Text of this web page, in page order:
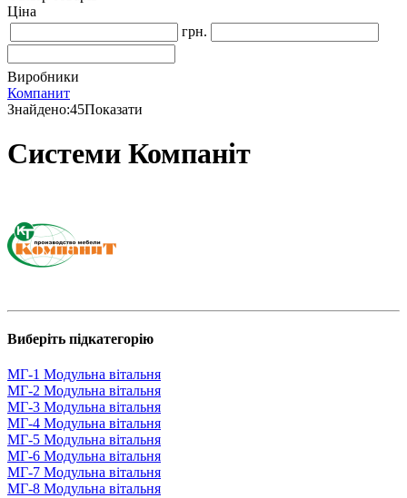
Ціна
грн.
Виробники
Компанит
Знайдено:45Показати
Системи Компаніт
Виберіть підкатегорію
МГ-1 Модульна вітальня
МГ-2 Модульна вітальня
МГ-3 Модульна вітальня
МГ-4 Модульна вітальня
МГ-5 Модульна вітальня
МГ-6 Модульна вітальня
МГ-7 Модульна вітальня
МГ-8 Модульна вітальня